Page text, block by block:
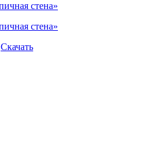
Скачать